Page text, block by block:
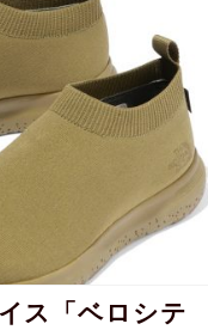
ス「ベロシテ